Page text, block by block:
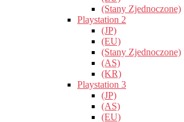
(Stany Zjednoczone)
Playstation 2
(JP)
(EU)
(Stany Zjednoczone)
(AS)
(KR)
Playstation 3
(JP)
(AS)
(EU)